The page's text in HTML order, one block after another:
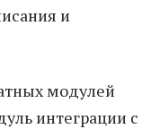
и
модулей
интеграции с